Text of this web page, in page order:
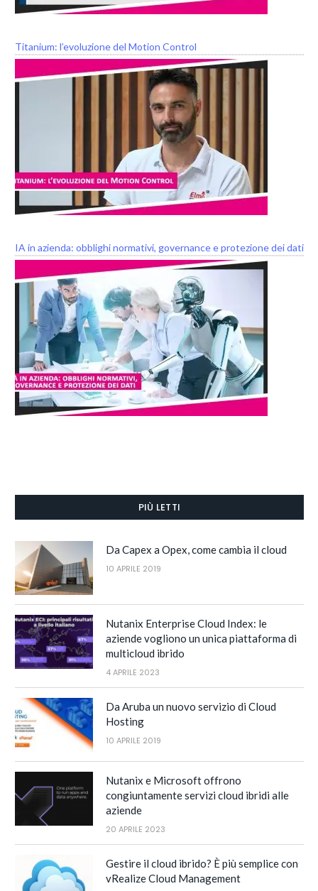
Titanium: l’evoluzione del Motion Control
IA in azienda: obblighi normativi, governance e protezione dei dati
PIÙ LETTI
Da Capex a Opex, come cambia il cloud
10 APRILE 2019
Nutanix Enterprise Cloud Index: le
aziende vogliono un unica piattaforma di
multicloud ibrido
4 APRILE 2023
Da Aruba un nuovo servizio di Cloud
Hosting
10 APRILE 2019
Nutanix e Microsoft offrono
congiuntamente servizi cloud ibridi alle
aziende
20 APRILE 2023
Gestire il cloud ibrido? È più semplice con
vRealize Cloud Management